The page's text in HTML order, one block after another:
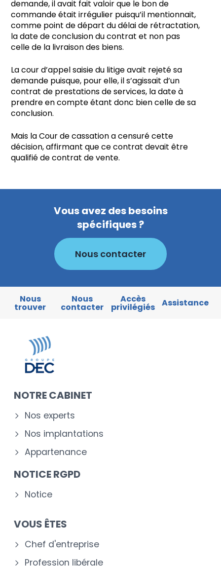
demande, il avait fait valoir que le bon de
commande était irrégulier puisqu’il mentionnait,
comme point de départ du délai de rétractation,
la date de conclusion du contrat et non pas
celle de la livraison des biens.
La cour d’appel saisie du litige avait rejeté sa
demande puisque, pour elle, il s’agissait d’un
contrat de prestations de services, la date à
prendre en compte étant donc bien celle de sa
conclusion.
Mais la Cour de cassation a censuré cette
décision, affirmant que ce contrat devait être
qualifié de contrat de vente.
Vous avez des besoins
spécifiques ?
Nous contacter
Nous
trouver
Nous
contacter
Accès
privilégiés Assistance
NOTRE CABINET
Nos experts
Nos implantations
Appartenance
NOTICE RGPD
Notice
VOUS ÊTES
Chef d'entreprise
Profession libérale